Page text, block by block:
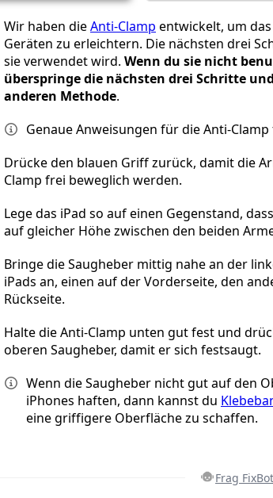
Wir haben dieAnti-Clamp entwickelt, um
Geräten zu erleichtern. Die nächsten drei
sie verwendet wird. Wenn du sie nicht
überspringe die nächsten drei Schritte
anderen Methode.
Genaue Anweisungen für die Anti-
Drücke den blauen Griff zurück, damit die
Clamp frei beweglich werden.
Lege das iPad so auf einen Gegenstand,
auf gleicher Höhe zwischen den beiden
Bringe die Saugheber mittig nahe an der
iPads an, einen auf der Vorderseite, den
Rückseite.
Halte die Anti-Clamp unten gut fest und
oberen Saugheber, damit er sich festsaugt.
Wenn die Saugheber nicht gut auf den
iPhones haften, dann kannst du
eine griffigere Oberfläche zu schaffen.
Frag FixBot